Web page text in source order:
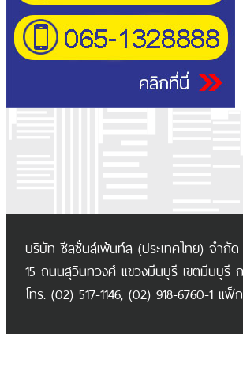
บริษัท ซีสซั่นส์เพ้นท์ส (ประเทศไทย) จำกัด
15 ถนนสุวินทวงศ์ แขวงมีนบุรี เขตมีนบุรี
โทร. (02) 517-1146, (02) 918-6760-1 แฟ็